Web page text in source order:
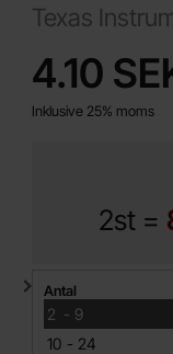
Texas
pris
4.10
Inklusive 25% moms
2st =
Mängdrabatt
Antal
2 -
till 9
10 -
till 24